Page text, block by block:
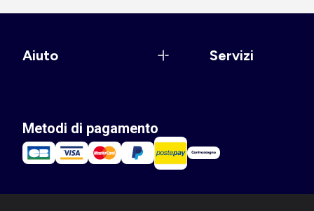
Aiuto Servizi
Metodi di pagamento